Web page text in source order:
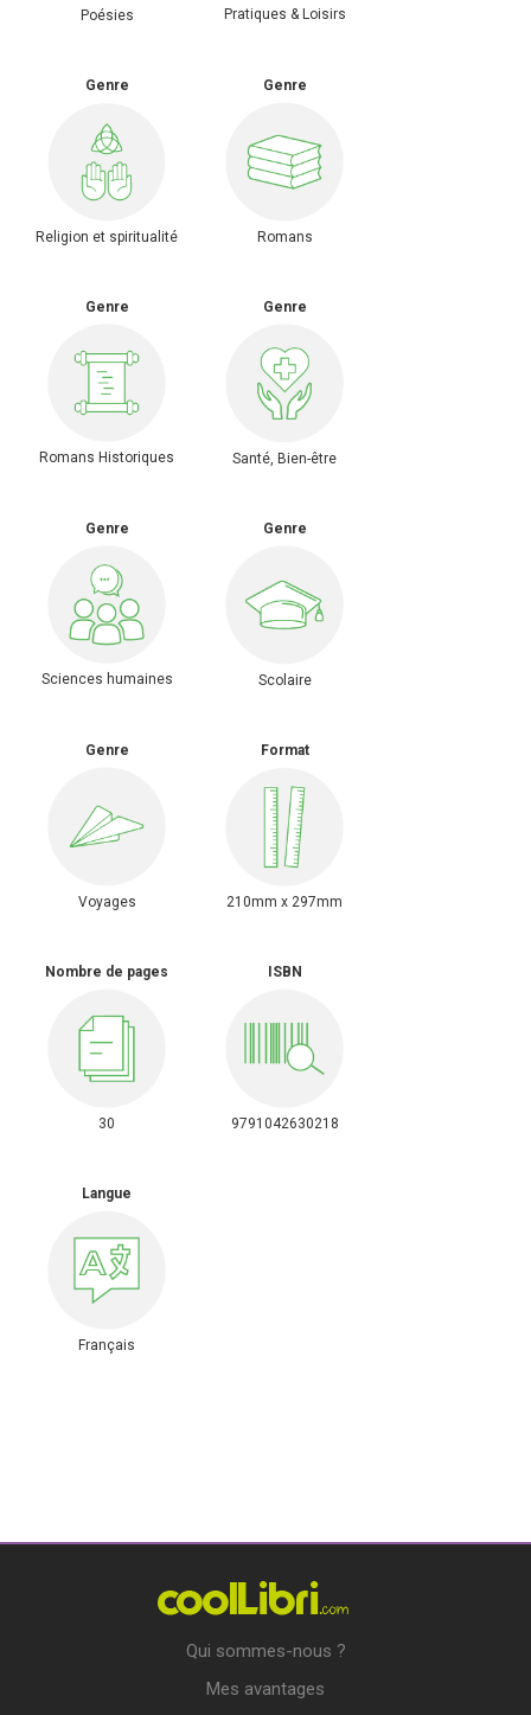
Poésies Pratiques & Loisirs
Genre
Religion et spiritualité
Genre
Romans
Genre
Romans Historiques
Genre
Santé, Bien-être
Genre
Sciences humaines
Genre
Scolaire
Genre
Voyages
Format
210mm x 297mm
Nombre de pages
30
ISBN
9791042630218
Langue
Français
Qui sommes-nous ?
Mes avantages